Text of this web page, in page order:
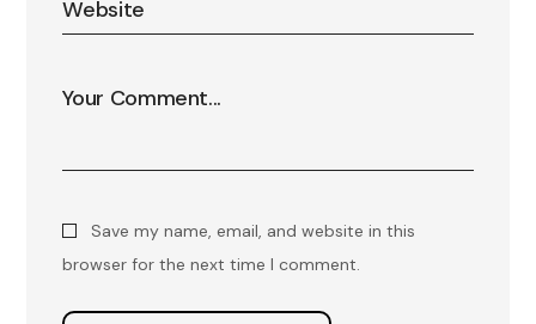
Save my name, email, and website in this
browser for the next time I comment.